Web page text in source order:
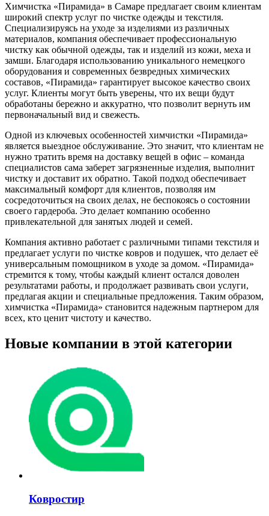
Химчистка «Пирамида» в Самаре предлагает своим клиентам
широкий спектр услуг по чистке одежды и текстиля.
Специализируясь на уходе за изделиями из различных
материалов, компания обеспечивает профессиональную
чистку как обычной одежды, так и изделий из кожи, меха и
замши. Благодаря использованию уникального немецкого
оборудования и современных безвредных химических
составов, «Пирамида» гарантирует высокое качество своих
услуг. Клиенты могут быть уверены, что их вещи будут
обработаны бережно и аккуратно, что позволит вернуть им
первоначальный вид и свежесть.
Одной из ключевых особенностей химчистки «Пирамида»
является выездное обслуживание. Это значит, что клиентам не
нужно тратить время на доставку вещей в офис – команда
специалистов сама заберет загрязненные изделия, выполнит
чистку и доставит их обратно. Такой подход обеспечивает
максимальный комфорт для клиентов, позволяя им
сосредоточиться на своих делах, не беспокоясь о состоянии
своего гардероба. Это делает компанию особенно
привлекательной для занятых людей и семей.
Компания активно работает с различными типами текстиля и
предлагает услуги по чистке ковров и подушек, что делает её
универсальным помощником в уходе за домом. «Пирамида»
стремится к тому, чтобы каждый клиент остался доволен
результатами работы, и продолжает развивать свои услуги,
предлагая акции и специальные предложения. Таким образом,
химчистка «Пирамида» становится надежным партнером для
всех, кто ценит чистоту и качество.
Новые компании в этой категории
Ковростир